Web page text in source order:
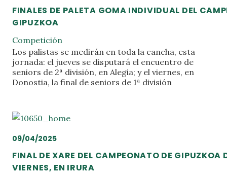
FINALES DE PALETA GOMA INDIVIDUAL DEL
GIPUZKOA
Competición
Los palistas se medirán en toda la cancha, esta
jornada: el jueves se disputará el encuentro de
seniors de 2ª división, en Alegia; y el viernes, en
Donostia, la final de seniors de 1ª división
09/04/2025
FINAL DE XARE DEL CAMPEONATO DE GIPUZKOA
VIERNES, EN IRURA